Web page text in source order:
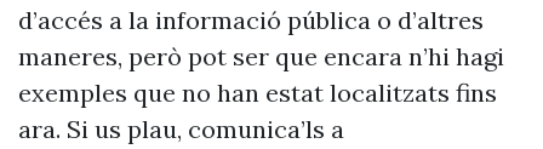
d’accés a la informació pública o d’altres
maneres, però pot ser que encara n’hi hagi
exemples que no han estat localitzats fins
ara. Si us plau, comunica’ls a